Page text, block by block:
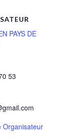
PAYS DE
53
Organisateur